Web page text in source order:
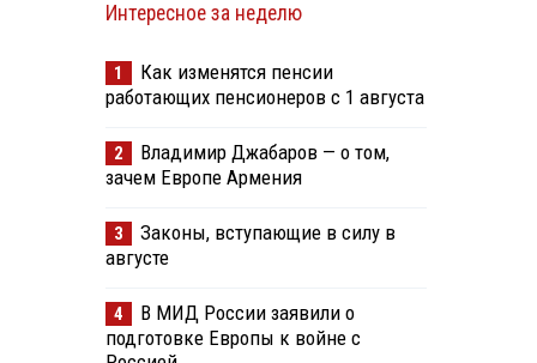
Интересное за неделю
1
Как изменятся пенсии
работающих пенсионеров с 1 августа
2
Владимир Джабаров — о том,
зачем Европе Армения
3
Законы, вступающие в силу в
августе
4
В МИД России заявили о
подготовке Европы к войне с